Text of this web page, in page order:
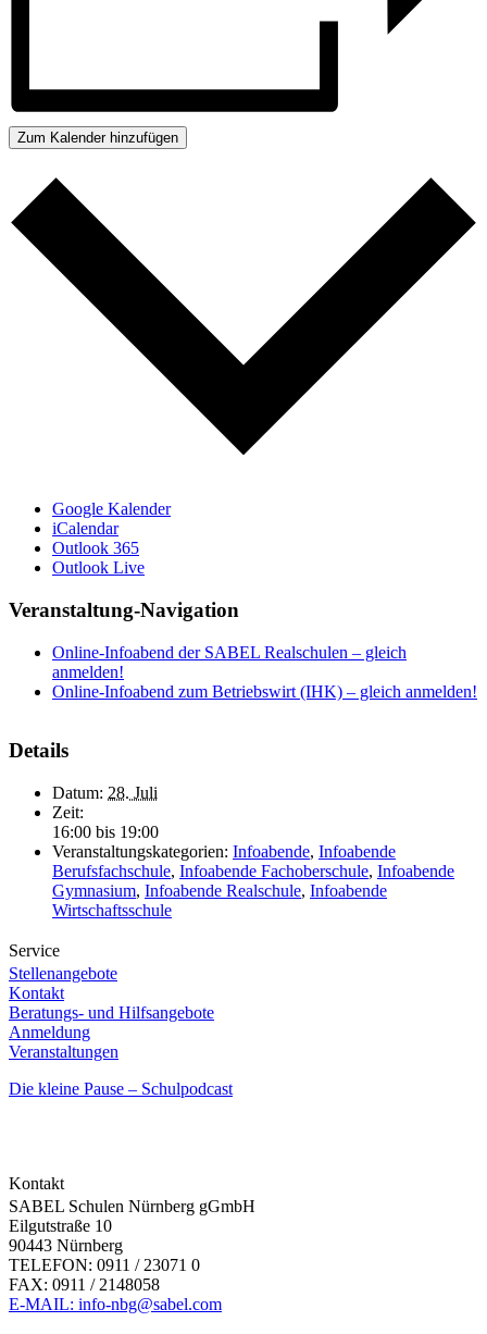
Zum Kalender hinzufügen
Google Kalender
iCalendar
Outlook 365
Outlook Live
Veranstaltung-Navigation
Online-Infoabend der SABEL Realschulen – gleich
anmelden!
Online-Infoabend zum Betriebswirt (IHK) – gleich anmelden!
Details
Datum: 28. Juli
Zeit:
16:00 bis 19:00
Veranstaltungskategorien: Infoabende, Infoabende
Berufsfachschule, Infoabende Fachoberschule, Infoabende
Gymnasium, Infoabende Realschule, Infoabende
Wirtschaftsschule
Service
Stellenangebote
Kontakt
Beratungs- und Hilfsangebote
Anmeldung
Veranstaltungen
Die kleine Pause – Schulpodcast
Kontakt
SABEL Schulen Nürnberg gGmbH
Eilgutstraße 10
90443 Nürnberg
TELEFON: 0911 / 23071 0
FAX: 0911 / 2148058
E-MAIL: info-nbg@sabel.com